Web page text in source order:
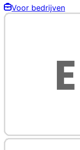
Voor bedrijven